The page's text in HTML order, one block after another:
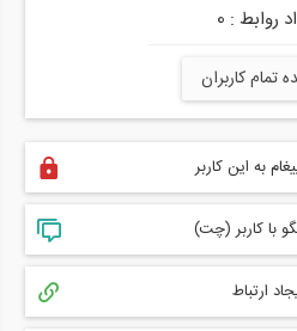
روابط : 0
تمام کاربران
به این کاربر
با کاربر (چت)
ارتباط